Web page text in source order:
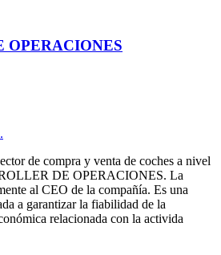
OPERACIONES
de compra y venta de coches a nivel
DE OPERACIONES. La
al CEO de la compañía. Es una
a garantizar la fiabilidad de la
relacionada con la activida